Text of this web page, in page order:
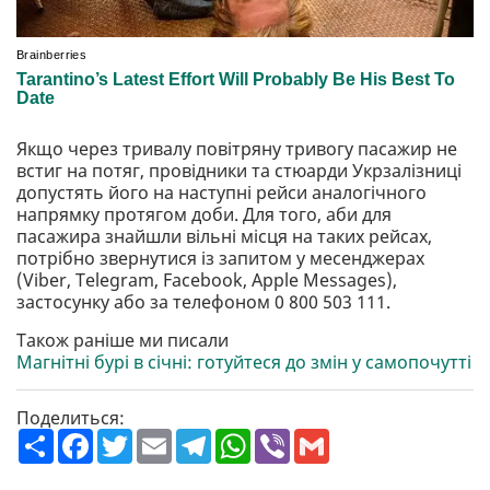
Якщо через тривалу повітряну тривогу пасажир не
встиг на потяг, провідники та стюарди Укрзалізниці
допустять його на наступні рейси аналогічного
напрямку протягом доби. Для того, аби для
пасажира знайшли вільні місця на таких рейсах,
потрібно звернутися із запитом у месенджерах
(Viber, Telegram, Facebook, Apple Messages),
застосунку або за телефоном 0 800 503 111.
Також раніше ми писали
Магнітні бурі в січні: готуйтеся до змін у самопочутті
Поделиться:
П
о
F
a
T
w
E
m
T
e
W
h
V